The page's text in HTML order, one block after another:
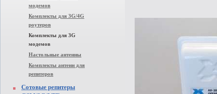
модемов
Комплекты для 3G/4G
роутеров
Комплекты для 3G
модемов
Настольные антенны
Комплекты антенн для
репитеров
Сотовые репитеры